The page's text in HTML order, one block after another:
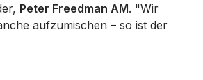
Peter Freedman AM. "Wir
aufzumischen – so ist der